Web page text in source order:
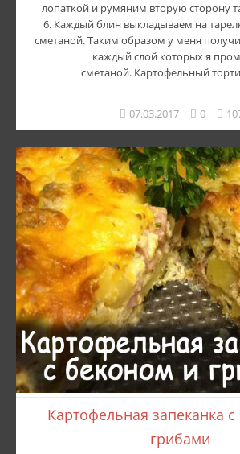
лопаткой и румяним вторую сторону
6. Каждый блин выкладываем на
сметаной. Таким образом у меня
каждый слой которых я
сметаной. Картофельный
07.03.2017 0
Картофельная запеканка
грибами